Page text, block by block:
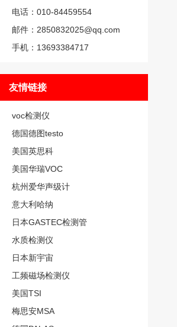
电话：010-84459554
邮件：2850832025@qq.com
手机：13693384717
友情链接
voc检测仪
德国德图testo
美国英思科
美国华瑞VOC
杭州爱华声级计
意大利哈纳
日本GASTEC检测管
水质检测仪
日本新宇宙
工频磁场检测仪
美国TSI
梅思安MSA